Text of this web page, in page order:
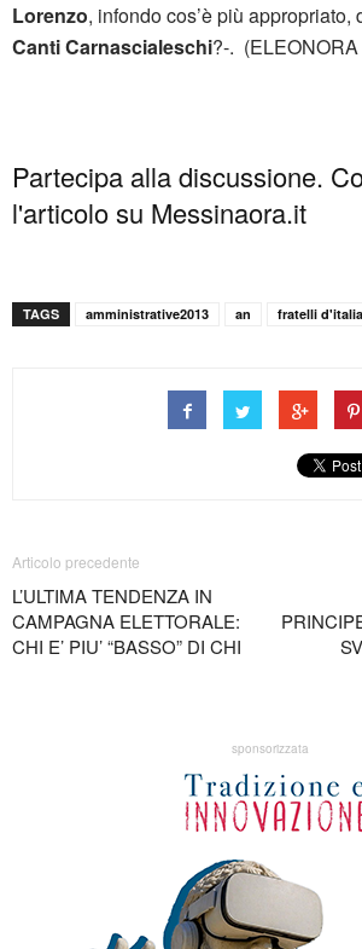
Lorenzo, infondo cos’è più appropriato,
Canti Carnascialeschi?-. (ELEONORA
Partecipa alla discussione.
l'articolo su Messinaora.it
TAGS amministrative2013 an fratelli d'italia
Articolo precedente
L’ULTIMA TENDENZA IN
CAMPAGNA ELETTORALE:
CHI E’ PIU’ “BASSO” DI CHI
sponsorizzata